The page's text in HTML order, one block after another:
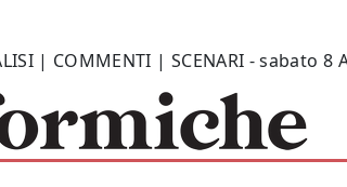
| COMMENTI | SCENARI - sabato 8